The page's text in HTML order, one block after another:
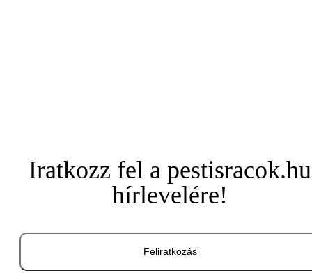
Iratkozz fel a pestisracok.hu
hírlevelére!
Feliratkozás